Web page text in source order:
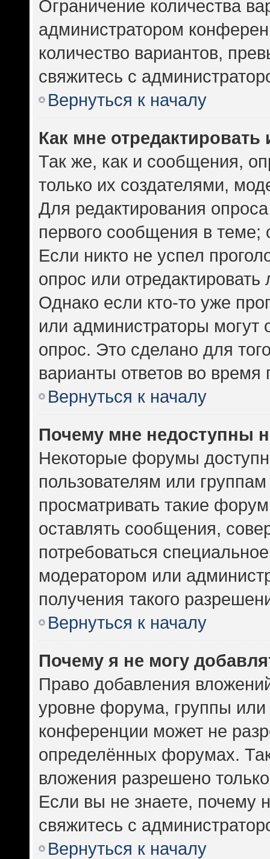
Ограничение количества
администратором
количество вариантов,
свяжитесь с
Вернуться к началу
Как мне
Так же, как и сообщения,
только их создателями,
Для редактирования
первого сообщения в теме;
Если никто не успел
опрос или
Однако если кто-то уже
или администраторы могут
опрос. Это сделано для
варианты ответов во время
Вернуться к началу
Почему мне недоступны
Некоторые форумы
пользователям или
просматривать такие
оставлять сообщения,
потребоваться
модератором или
получения такого
Вернуться к началу
Почему я не могу
Право добавления
уровне форума, группы или
конференции может не
определённых форумах.
вложения разрешено
Если вы не знаете, почему
свяжитесь с
Вернуться к началу